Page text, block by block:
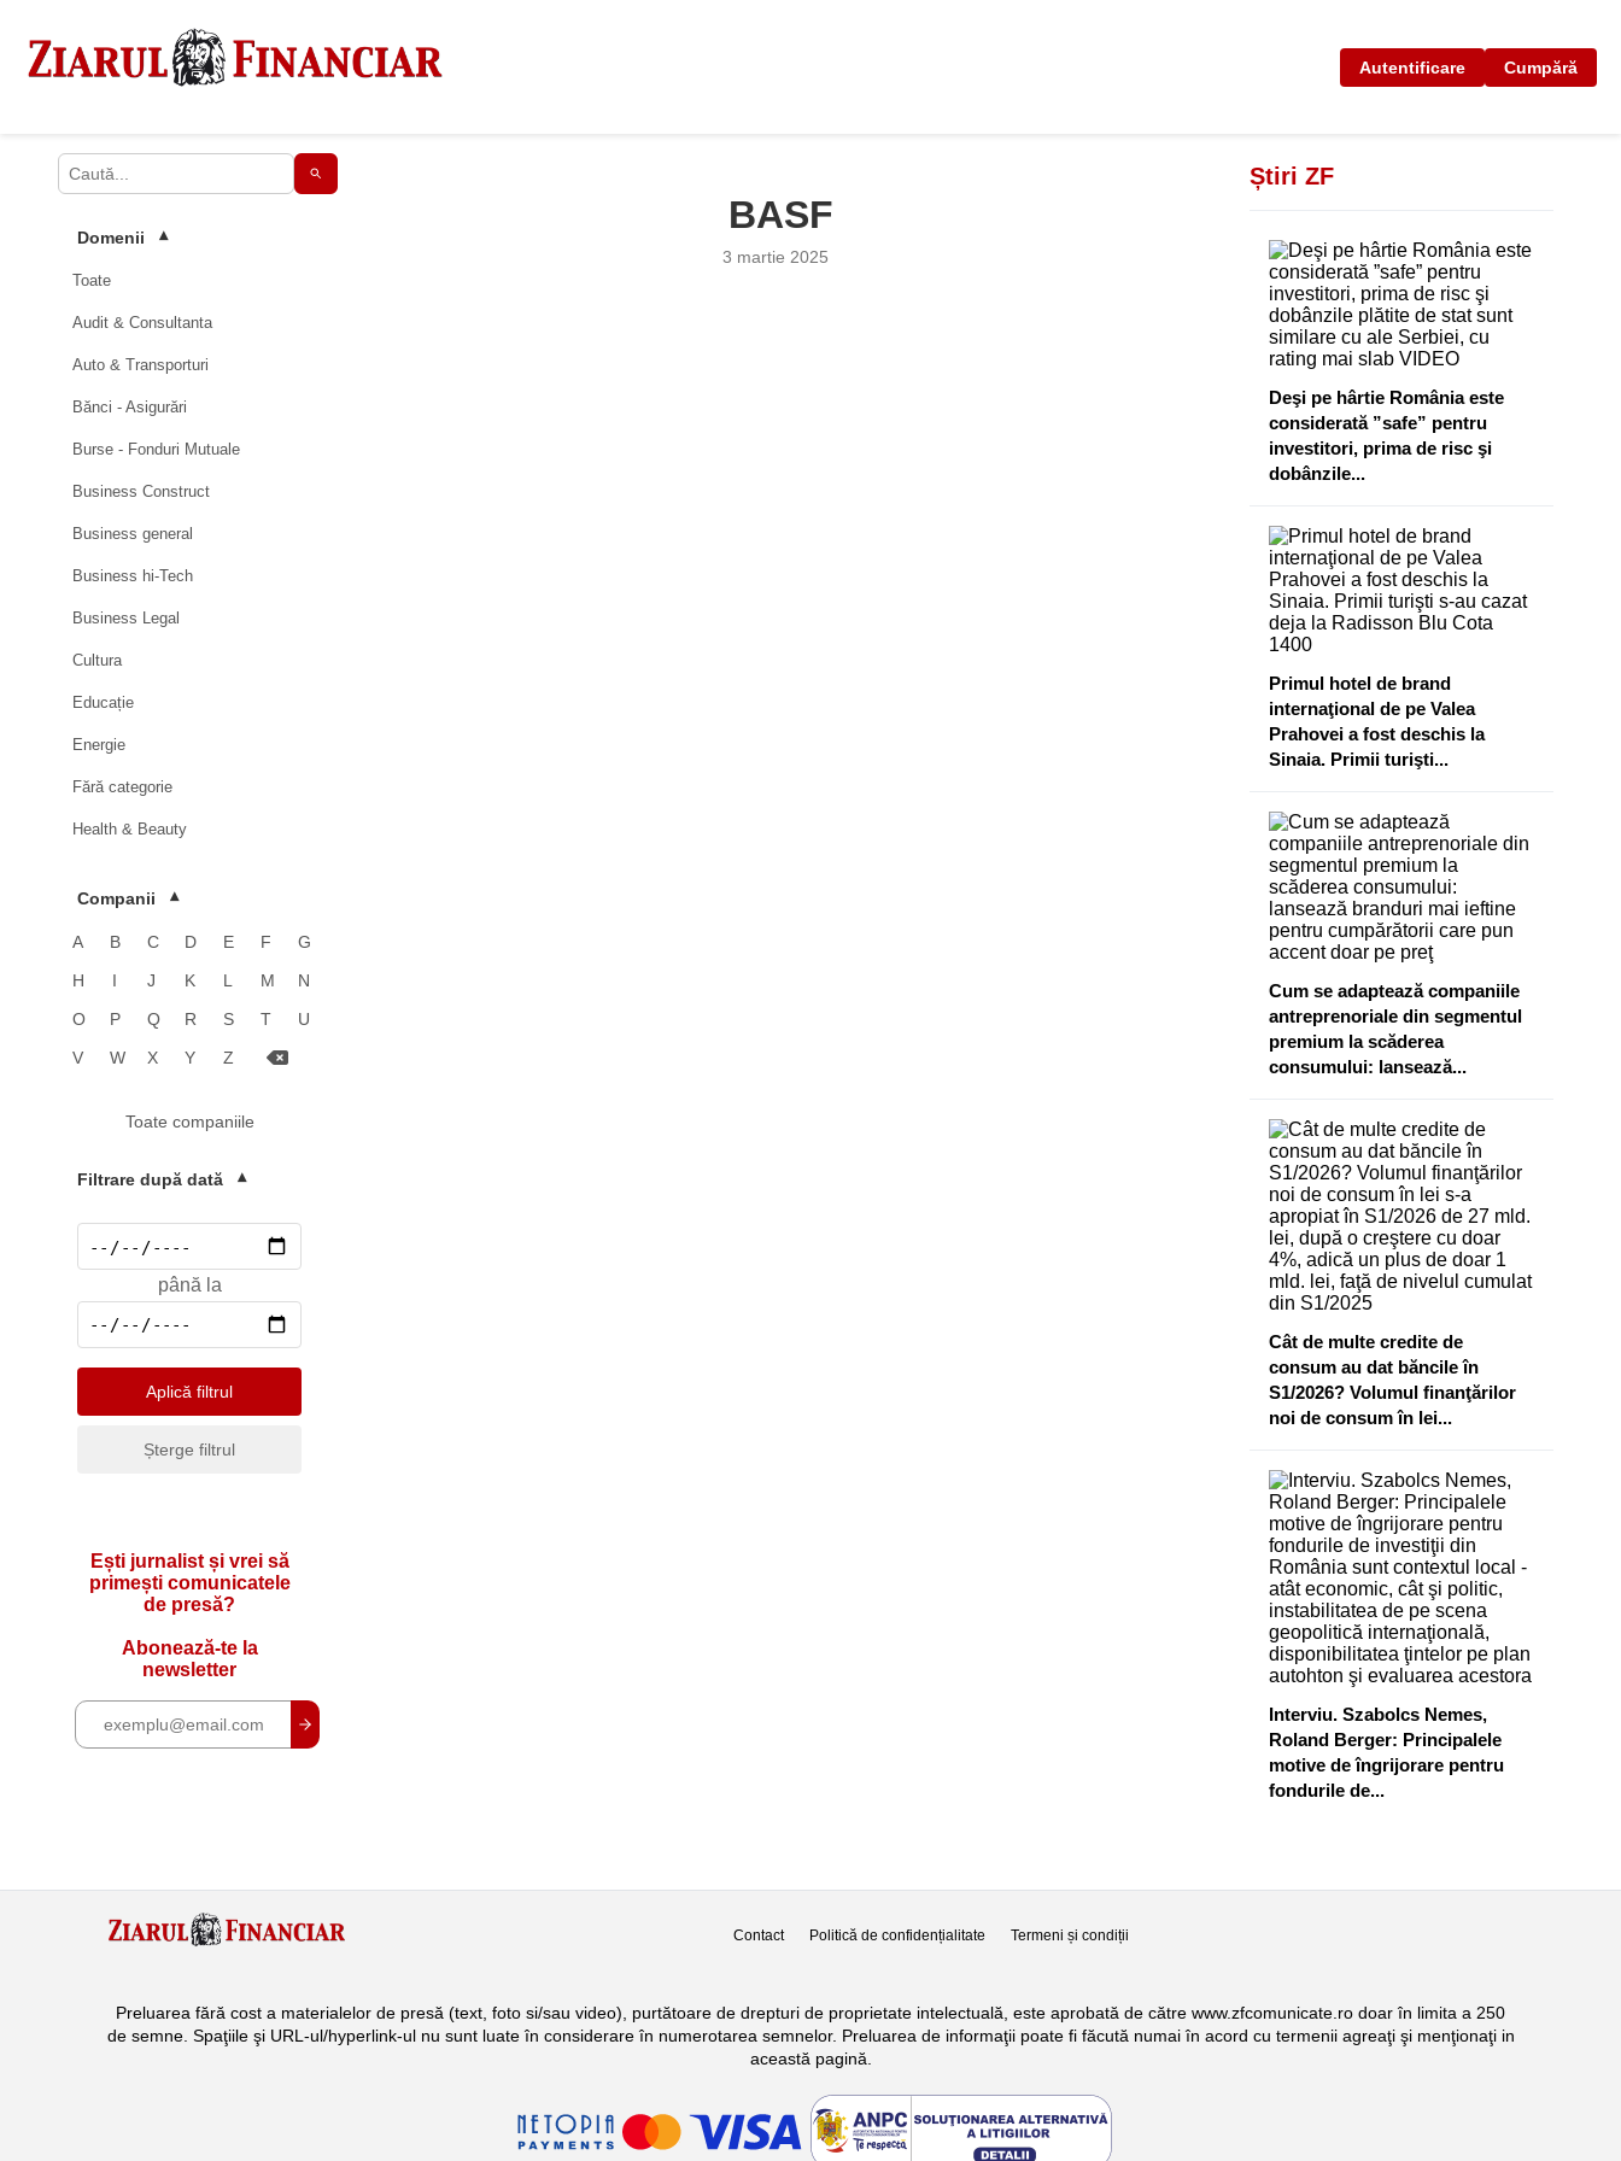
Autentificare Cumpără
Domenii ▾
Toate
Audit & Consultanta
Auto & Transporturi
Bănci - Asigurări
Burse - Fonduri Mutuale
Business Construct
Business general
Business hi-Tech
Business Legal
Cultura
Educație
Energie
Fără categorie
Health & Beauty
Imobiliare
Pharma & Sănătate
Social
Telecomunicatii
Companii ▾
A B C D E F
G
H
I J K L M
N
O
P Q R S T
U
V
W X Y Z
Toate companiile
Filtrare după dată ▾
până la
Aplică filtrul
Șterge filtrul
Ești jurnalist și vrei să
primești comunicatele
de presă?
Abonează-te la
newsletter
BASF
3 martie 2025
Știri ZF
Deşi pe hârtie România este
considerată ”safe” pentru
investitori, prima de risc şi
dobânzile...
​Primul hotel de brand
internaţional de pe Valea
Prahovei a fost deschis la
Sinaia. Primii turişti...
Cum se adaptează companiile
antreprenoriale din segmentul
premium la scăderea
consumului: lansează...
Cât de multe credite de
consum au dat băncile în
S1/2026? Volumul finanţărilor
noi de consum în lei...
Interviu. Szabolcs Nemes,
Roland Berger: Principalele
motive de îngrijorare pentru
fondurile de...
Contact Politică de confidențialitate Termeni și condiții
Preluarea fără cost a materialelor de presă (text, foto si/sau video), purtătoare de drepturi de proprietate intelectuală, este aprobată de către www.zfcomunicate.ro doar în limita a 250
de semne. Spaţiile şi URL-ul/hyperlink-ul nu sunt luate în considerare în numerotarea semnelor. Preluarea de informaţii poate fi făcută numai în acord cu termenii agreaţi şi menţionaţi in
această pagină.